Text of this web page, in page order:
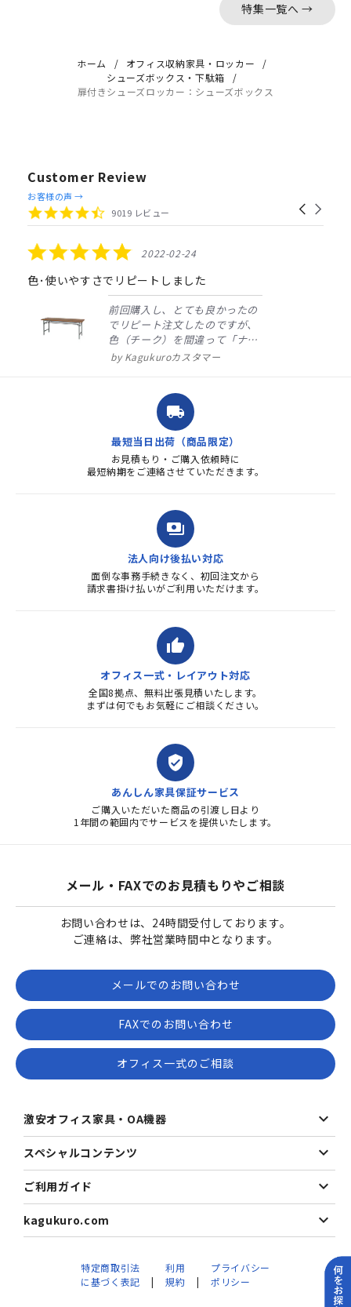
特集一覧へ →
ホーム
オフィス収納家具・ロッカー
シューズボックス・下駄箱
扉付きシューズロッカー：シューズボックス
Customer Review
Reviews
carousel
Carousel
4.4
star
9019 レビュー
お客様の声 →
5.0
star
rating
2022-02-24
色･使いやすさでリピートしました
前回購入し、とても良かったの
でリピート注文したのですが、
色（チーク）を間違って「ナチ
ュラル」としてしまいました。
ました。商品到着も早く、品
質・使いやすさで満足していま
す。また、リピートするときは
よろしくお...
Kagukuroカスタマー
local_shipping
最短当日出荷（商品限定）
お見積もり・ご購入依頼時に
最短納期をご連絡させていただきます。
payments
法人向け後払い対応
面倒な事務手続きなく、初回注文から
請求書掛け払いがご利用いただけます。
thumb_up
オフィス一式・レイアウト対応
全国8拠点、無料出張見積いたします。
まずは何でもお気軽にご相談ください。
verified_user
あんしん家具保証サービス
ご購入いただいた商品の引渡し日より
1年間の範囲内でサービスを提供いたします。
メール・FAXでのお見積もりやご相談
お問い合わせは、24時間受付しております。
ご連絡は、弊社営業時間中となります。
メールでのお問い合わせ
FAXでのお問い合わせ
オフィス一式のご相談
激安オフィス家具・OA機器
スペシャルコンテンツ
ご利用ガイド
kagukuro.com
特定商取引法
に基づく表記
利用
規約
プライバシー
ポリシー